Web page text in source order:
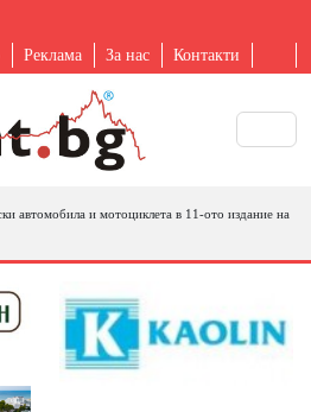
Реклама За нас Контакти
автомобила и мотоциклета в 11-ото издание на